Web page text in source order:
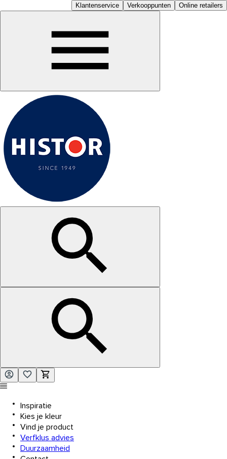
Klantenservice Verkooppunten Online retailers
Inspiratie
Kies je kleur
Vind je product
Verfklus advies
Duurzaamheid